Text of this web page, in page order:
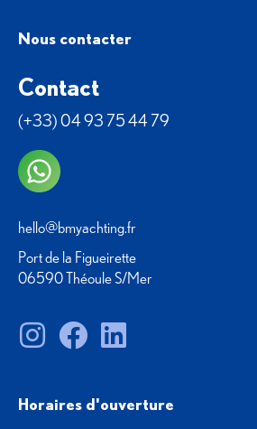
Nous contacter
Contact
(+33) 04 93 75 44 79
hello@bmyachting.fr
Port de la Figueirette
06590 Théoule S/Mer
Horaires d'ouverture